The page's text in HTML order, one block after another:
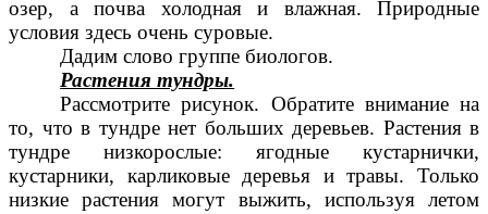
озер, а почва холодная и влажная. Природные
условия здесь очень суровые.
Дадим слово группе биологов.
Растения тундры.
Рассмотрите рисунок. Обратите внимание на
то, что в тундре нет больших деревьев. Растения в
тундре низкорослые: ягодные кустарнички,
кустарники, карликовые деревья и травы. Только
низкие растения могут выжить, используя летом